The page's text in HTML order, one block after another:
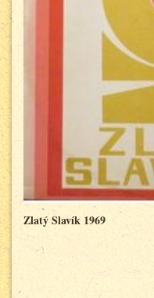
Zlatý Slavík 1969